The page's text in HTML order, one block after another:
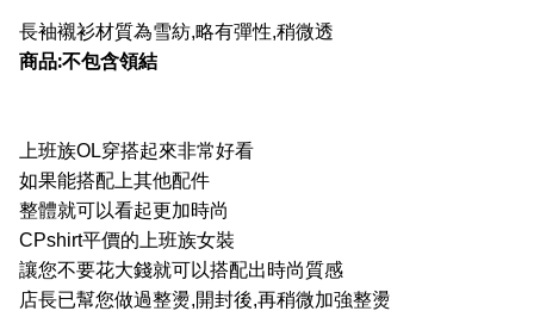
長袖襯衫材質為雪紡,略有彈性,稍微透
商品:不包含領結
上班族OL穿搭起來非常好看
如果能搭配上其他配件
整體就可以看起更加時尚
CPshirt平價的上班族女裝
讓您不要花大錢就可以搭配出時尚質感
店長已幫您做過整燙,開封後,再稍微加強整燙